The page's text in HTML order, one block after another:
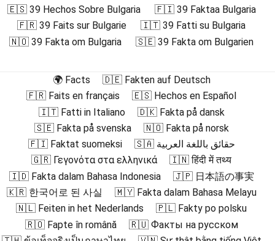
🇪🇸 39 Hechos Sobre Bulgaria
🇫🇮 39 Faktaa Bulgaria
🇫🇷 39 Faits sur Bulgarie
🇮🇹 39 Fatti su Bulgaria
🇳🇴 39 Fakta om Bulgaria
🇸🇪 39 Fakta om Bulgarien
🌍 Facts
🇩🇪 Fakten auf Deutsch
🇫🇷 Faits en français
🇪🇸 Hechos en Español
🇮🇹 Fatti in Italiano
🇩🇰 Fakta på dansk
🇸🇪 Fakta på svenska
🇳🇴 Fakta på norsk
🇫🇮 Faktat suomeksi
🇸🇦 حقائق باللغة العربية
🇬🇷 Γεγονότα στα ελληνικά
🇮🇳 हिंदी में तथ्य
🇮🇩 Fakta dalam Bahasa Indonesia
🇯🇵 日本語の事実
🇰🇷 한국어로 된 사실
🇲🇾 Fakta dalam Bahasa Melayu
🇳🇱 Feiten in het Nederlands
🇵🇱 Fakty po polsku
🇷🇴 Fapte în română
🇷🇺 Факты на русском